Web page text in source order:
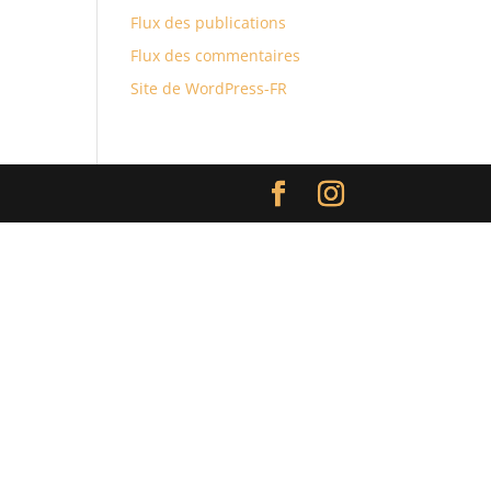
Flux des publications
Flux des commentaires
Site de WordPress-FR